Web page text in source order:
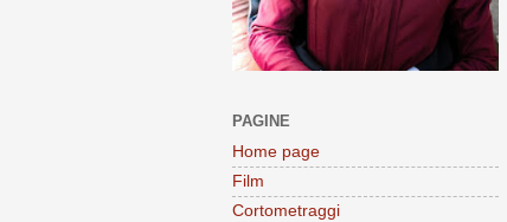
PAGINE
Home page
Film
Cortometraggi